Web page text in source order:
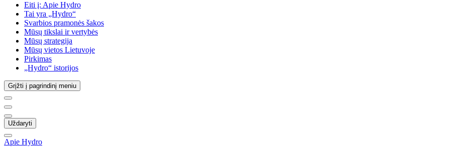
Eiti į: Apie Hydro
Tai yra „Hydro“
Svarbios pramonės šakos
Mūsų tikslai ir vertybės
Mūsų strategija
Mūsų vietos Lietuvoje
Pirkimas
„Hydro“ istorijos
Grįžti į pagrindinį meniu
Uždaryti
Apie Hydro